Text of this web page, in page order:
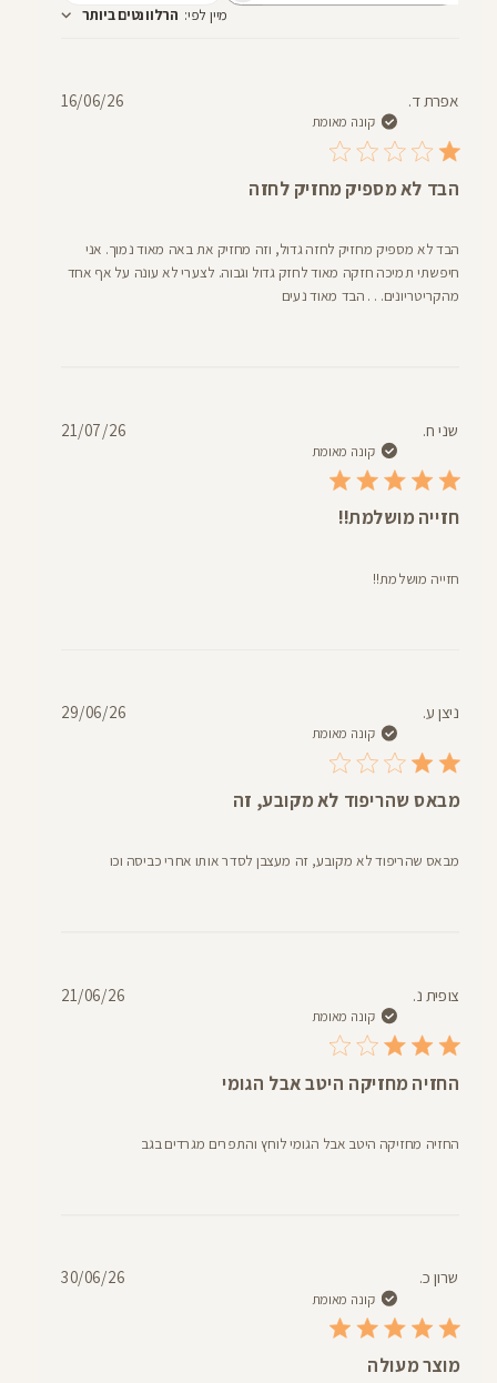
מיין לפי: הרלוונטים ביותר
אפרת ד.
קונה מאומת
הבד לא מספיק מחזיק לחזה
הבד לא מספיק מחזיק לחזה גדול, וזה מחזיק את באה מאוד נמוך. אני
חיפשתי תמיכה חזקה מאוד לחזק גדול וגבוה. לצערי לא עונה על אף אחד
מהקריטריונים. . . הבד מאוד נעים
תאריך16/06/26
שני ח.
קונה מאומת
חזייה מושלמת!!
חזייה מושלמת!!
21/07/26
ניצן ע.
קונה מאומת
מבאס שהריפוד לא מקובע, זה
מבאס שהריפוד לא מקובע, זה מעצבן לסדר אותו אחרי כביסה וכו
29/06/26
צופית נ.
קונה מאומת
החזיה מחזיקה היטב אבל הגומי
החזיה מחזיקה היטב אבל הגומי לוחץ והתפרים מגרדים בגב
21/06/26
שרון כ.
קונה מאומת
מוצר מעולה
תאריך30/06/26